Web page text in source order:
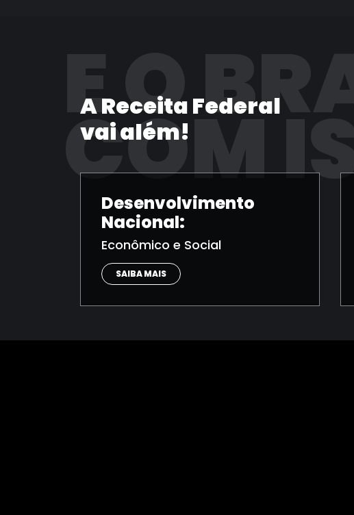
E O
COM
A Receita Federal
vai além!
Desenvolvimento
Nacional:
Econômico e Social
SAIBA MAIS